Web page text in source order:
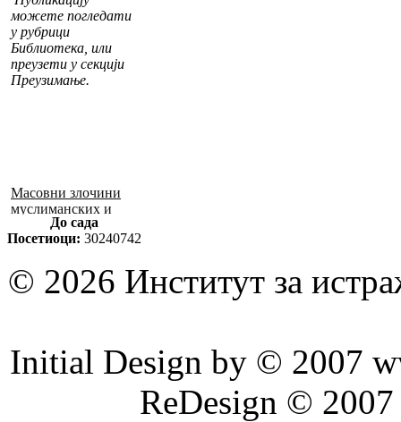
можете погледати
у рубрици
Библиотека, или
преузети у секцији
Преузимање.
Масовни злочини
муслиманских и
хрватских снага
1992–1995. у БиХ
До сада
Посетиоци: 30240742
© 2026 Институт за
Initial Design by © 2007
ReDesign ©